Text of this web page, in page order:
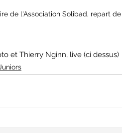
de l'Association Solibad, repart
et Thierry Nginn, live (ci dessus)